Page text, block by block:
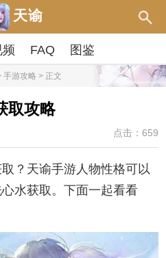
天谕
频 FAQ 图鉴
手游攻略 > 正文
取攻略
点击：659
？天谕手游人物性格可以
水获取。下面一起看看